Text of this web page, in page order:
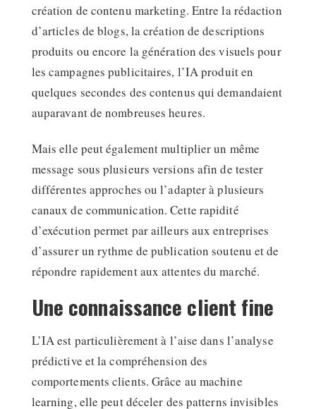
création de contenu marketing. Entre la rédaction
d’articles de blogs, la création de descriptions
produits ou encore la génération des visuels pour
les campagnes publicitaires, l’IA produit en
quelques secondes des contenus qui demandaient
auparavant de nombreuses heures.
Mais elle peut également multiplier un même
message sous plusieurs versions afin de tester
différentes approches ou l’adapter à plusieurs
canaux de communication. Cette rapidité
d’exécution permet par ailleurs aux entreprises
d’assurer un rythme de publication soutenu et de
répondre rapidement aux attentes du marché.
Une connaissance client fine
L’IA est particulièrement à l’aise dans l’analyse
prédictive et la compréhension des
comportements clients. Grâce au machine
learning, elle peut déceler des patterns invisibles